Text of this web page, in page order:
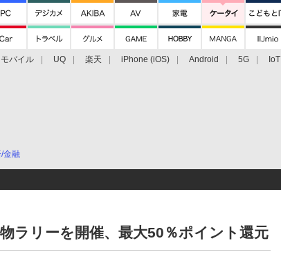
バイル UQ 楽天 iPhone (iOS) Android 5G IoT
金融
ラリーを開催、最大50％ポイント還元